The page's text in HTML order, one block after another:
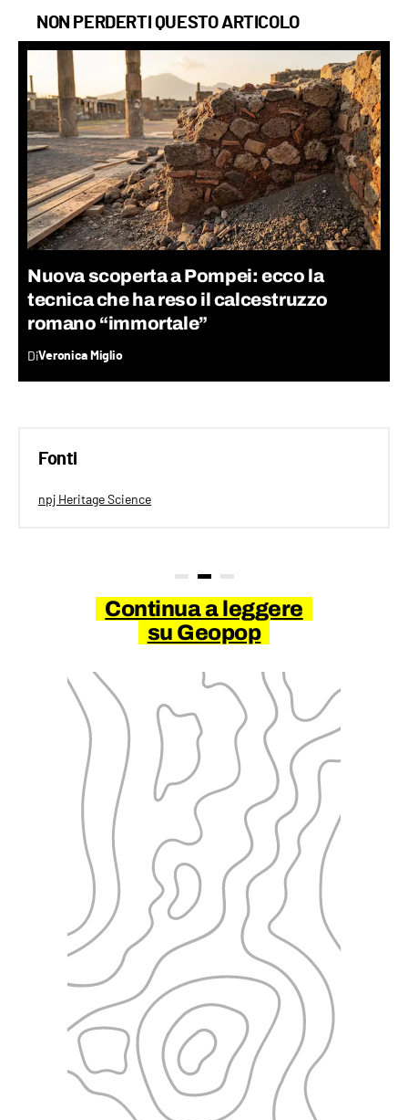
NON PERDERTI QUESTO ARTICOLO
Nuova scoperta a Pompei: ecco la
tecnica che ha reso il calcestruzzo
romano “immortale”
DiVeronica Miglio
Fonti
npj Heritage Science
Continua a leggere
su Geopop